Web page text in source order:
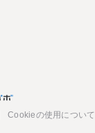
Cookieの使用について